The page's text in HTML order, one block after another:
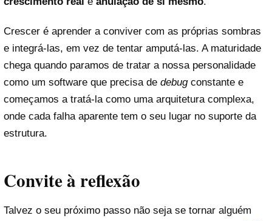
Crescer é aprender a conviver com as próprias sombras
e integrá-las, em vez de tentar amputá-las. A maturidade
chega quando paramos de tratar a nossa personalidade
como um software que precisa de debugconstante e
começamos a tratá-la como uma arquitetura complexa,
onde cada falha aparente tem o seu lugar no suporte da
estrutura.
Convite à reflexão
Talvez o seu próximo passo não seja se tornar alguém